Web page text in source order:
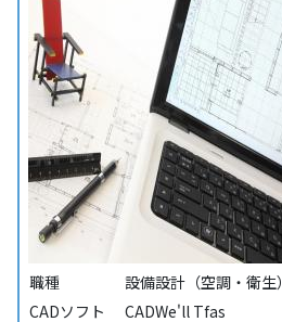
職種
設備設計（空調・衛生）
CADソフト
CADWe'll Tfas